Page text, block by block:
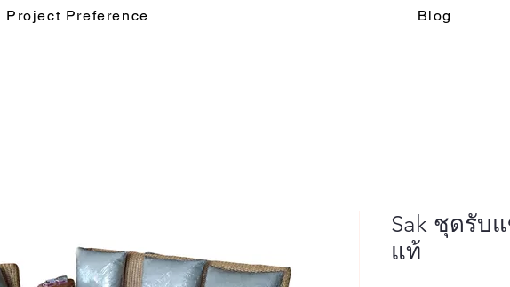
Project Preference Blog
Sak ชุดรับ
แท้